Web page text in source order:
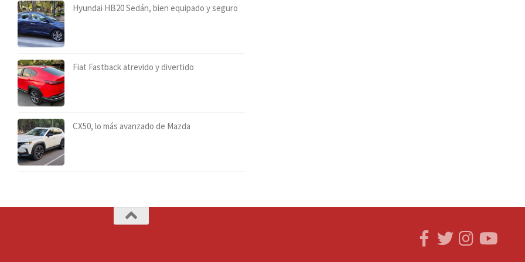
Hyundai HB20 Sedán, bien equipado y seguro
Fiat Fastback atrevido y divertido
CX50, lo más avanzado de Mazda